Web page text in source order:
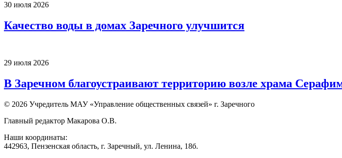
30 июля 2026
Качество воды в домах Заречного улучшится
29 июля 2026
В Заречном благоустраивают территорию возле храма
© 2026 Учредитель МАУ «Управление общественных связей» г. Заречного
Главный редактор Макарова О.В.
Наши координаты:
442963, Пензенская область, г. Заречный, ул. Ленина, 18б.